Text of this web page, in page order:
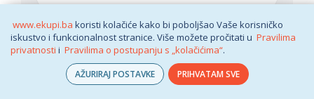
www.ekupi.ba koristi kolačiće kako bi poboljšao Vaše korisničko
iskustvo i funkcionalnost stranice. Više možete pročitati u Pravilima
privatnosti i Pravilima o postupanju s „kolačićima“.
AŽURIRAJ POSTAVKE PRIHVATAM SVE